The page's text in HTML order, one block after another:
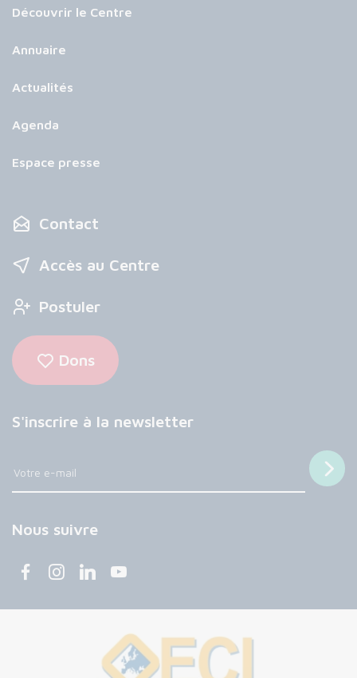
Découvrir le Centre
Annuaire
Actualités
Agenda
Espace presse
Contact
Accès au Centre
Postuler
Dons
S'inscrire à la newsletter
Nous suivre